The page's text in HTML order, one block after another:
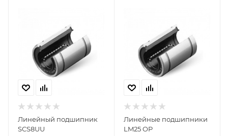
Линейный подшипник
SCS8UU
Линейные подшипники
LM25 OP